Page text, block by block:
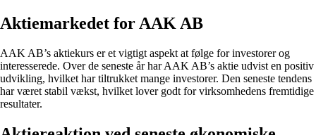
Aktiemarkedet for AAK AB
AAK AB’s aktiekurs er et vigtigt aspekt at følge for investorer og
interesserede. Over de seneste år har AAK AB’s aktie udvist en positiv
udvikling, hvilket har tiltrukket mange investorer. Den seneste tendens
har været stabil vækst, hvilket lover godt for virksomhedens fremtidige
resultater.